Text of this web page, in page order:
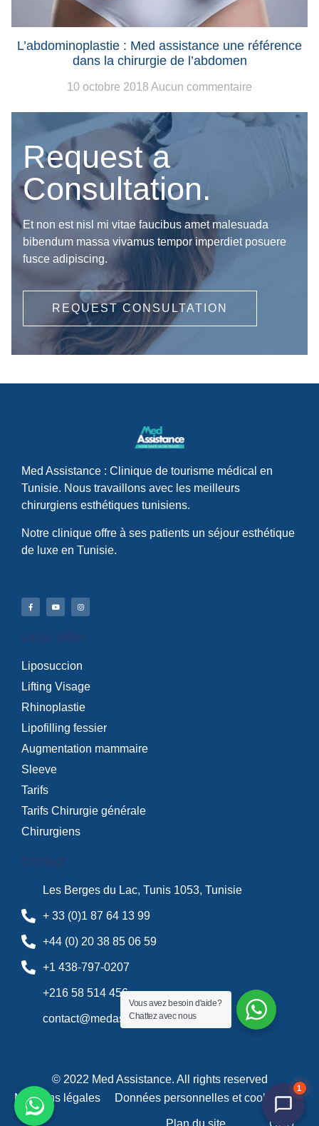
L’abdominoplastie : Med assistance une référence
dans la chirurgie de l’abdomen
10 octobre 2018 Aucun commentaire
Request a
Consultation.
Et non est nisl mi vitae faucibus amet malesuada
bibendum massa vivamus tempor imperdiet posuere
fusce adipiscing.
REQUEST CONSULTATION
Med Assistance : Clinique de tourisme médical en
Tunisie. Nous travaillons avec les meilleurs
chirurgiens esthétiques tunisiens.
Notre clinique offre à ses patients un séjour esthétique
de luxe en Tunisie.
Liens Utiles
Liposuccion
Lifting Visage
Rhinoplastie
Lipofilling fessier
Augmentation mammaire
Sleeve
Tarifs
Tarifs Chirurgie générale
Chirurgiens
Contact
Les Berges du Lac, Tunis 1053, Tunisie
+ 33 (0)1 87 64 13 99
+44 (0) 20 38 85 06 59
+1 438-797-0207
+216 58 514 456
contact@medassistance.fr
© 2022 Med Assistance. All rights reserved
Mentions légales
Données personnelles et cookies
Plan du site CGU
Vous avez besoin d'aide?
Chattez avec nous
1